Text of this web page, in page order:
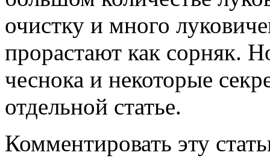
очистку и много
прорастают как сорняк.
чеснока и некоторые
отдельной статье.
Комментировать эту